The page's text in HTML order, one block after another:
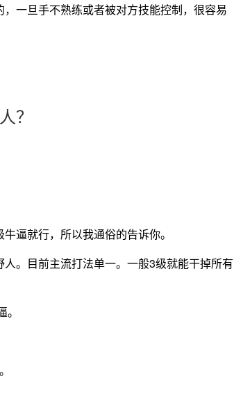
一旦手不熟练或者被对方技能控制，很容易
？
逼就行，所以我通俗的告诉你。
。目前主流打法单一。一般3级就能干掉所有